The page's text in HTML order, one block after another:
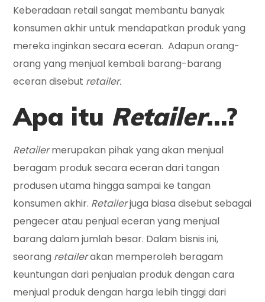
Keberadaan retail sangat membantu banyak
konsumen akhir untuk mendapatkan produk yang
mereka inginkan secara eceran. Adapun orang-
orang yang menjual kembali barang-barang
eceran disebut retailer.
Apa itu Retailer…?
Retailermerupakan pihak yang akan menjual
beragam produk secara eceran dari tangan
produsen utama hingga sampai ke tangan
konsumen akhir. Retailerjuga biasa disebut sebagai
pengecer atau penjual eceran yang menjual
barang dalam jumlah besar. Dalam bisnis ini,
seorang retailerakan memperoleh beragam
keuntungan dari penjualan produk dengan cara
menjual produk dengan harga lebih tinggi dari